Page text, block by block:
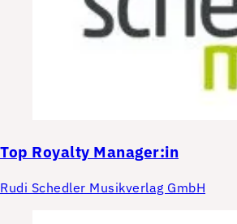
Top Royalty Manager:in
Rudi Schedler Musikverlag GmbH